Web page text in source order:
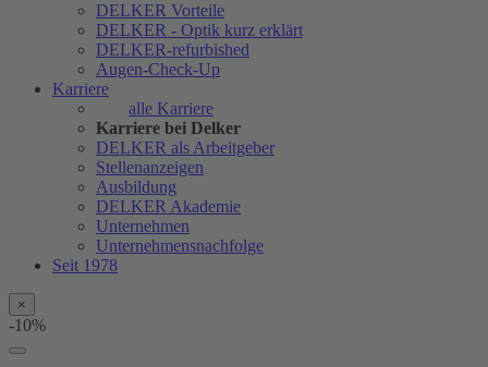
DELKER Vorteile
DELKER - Optik kurz erklärt
DELKER-refurbished
Augen-Check-Up
Karriere
alle Karriere
Karriere bei Delker
DELKER als Arbeitgeber
Stellenanzeigen
Ausbildung
DELKER Akademie
Unternehmen
Unternehmensnachfolge
Seit 1978
×
-10%